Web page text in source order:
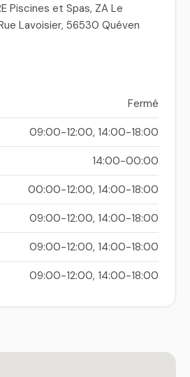
Piscines et Spas, ZA Le
Lavoisier, 56530 Quéven
Fermé
09:00-12:00, 14:00-18:00
14:00-00:00
00:00-12:00, 14:00-18:00
09:00-12:00, 14:00-18:00
09:00-12:00, 14:00-18:00
09:00-12:00, 14:00-18:00